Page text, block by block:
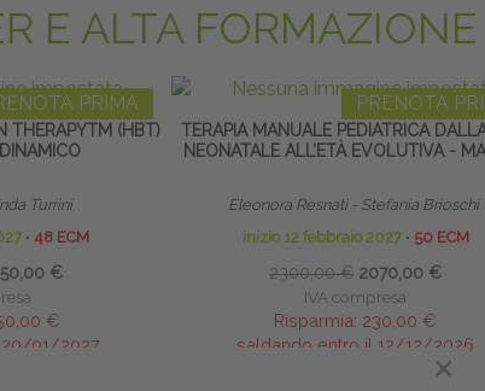
E ALTA FORMAZIONE
PRIMA
THERAPYTM (HBT)
Turrini
∙ 48 ECM
€
€
01/2027
PRENOTA
TERAPIA MANUALE PEDIATRICA
NEONATALE ALL’ETÀ EVOLUTIVA -
Eleonora Resnati - Stefania Brioschi
inizio 12 febbraio 2027 ∙ 50 ECM
2300,00 € 2070,00 €
IVA compresa
Risparmia: 230,00 €
saldando entro il 12/12/2026
×